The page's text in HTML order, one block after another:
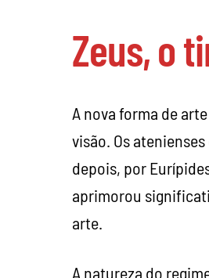
Zeus, o
A nova forma de
visão. Os
depois, por
aprimorou
arte.
A natureza do